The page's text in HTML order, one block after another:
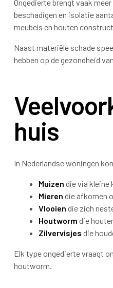
Ongedierte brengt vaak
beschadigen en isolatie
meubels en houten
Naast materiële schade
hebben op de gezondheid
huis
In Nederlandse woningen
Muizen die via kleine
Mieren die afkomen
Vlooien die zich
Houtworm die
Zilvervisjes die
Elk type ongedierte vraagt
houtworm.